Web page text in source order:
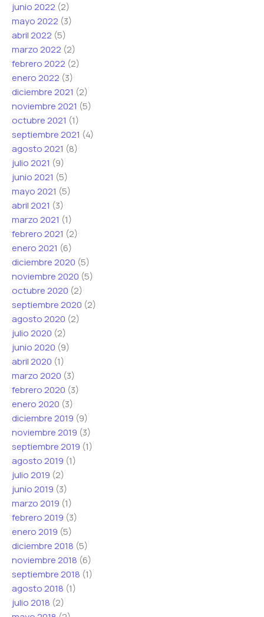
junio 2022 (2)
mayo 2022 (3)
abril 2022 (5)
marzo 2022 (2)
febrero 2022 (2)
enero 2022 (3)
diciembre 2021 (2)
noviembre 2021 (5)
octubre 2021 (1)
septiembre 2021 (4)
agosto 2021 (8)
julio 2021 (9)
junio 2021 (5)
mayo 2021 (5)
abril 2021 (3)
marzo 2021 (1)
febrero 2021 (2)
enero 2021 (6)
diciembre 2020 (5)
noviembre 2020 (5)
octubre 2020 (2)
septiembre 2020 (2)
agosto 2020 (2)
julio 2020 (2)
junio 2020 (9)
abril 2020 (1)
marzo 2020 (3)
febrero 2020 (3)
enero 2020 (3)
diciembre 2019 (9)
noviembre 2019 (3)
septiembre 2019 (1)
agosto 2019 (1)
julio 2019 (2)
junio 2019 (3)
marzo 2019 (1)
febrero 2019 (3)
enero 2019 (5)
diciembre 2018 (5)
noviembre 2018 (6)
septiembre 2018 (1)
agosto 2018 (1)
julio 2018 (2)